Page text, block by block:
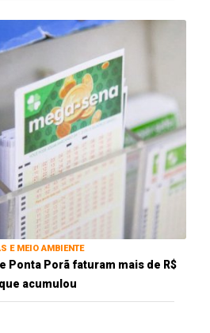
E MEIO AMBIENTE
Ponta Porã faturam mais de R$
acumulou